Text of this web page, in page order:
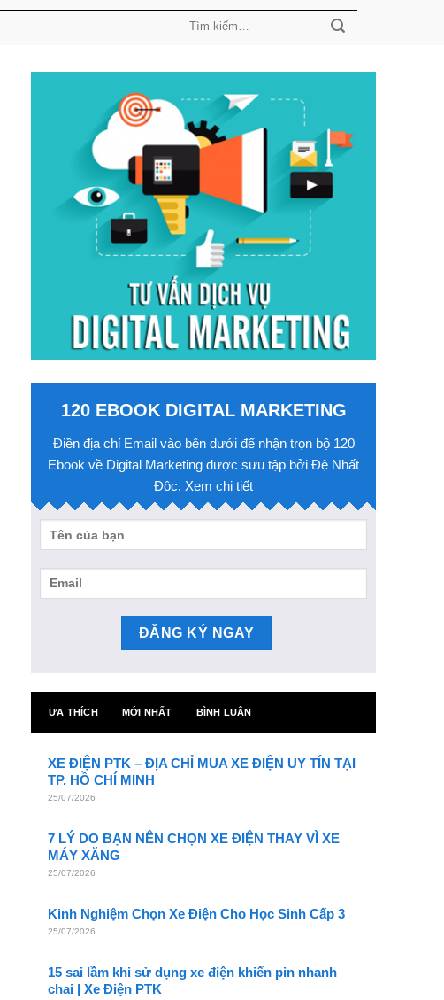
120 EBOOK DIGITAL MARKETING
Điền địa chỉ Email vào bên dưới để nhận trọn bộ 120
Ebook về Digital Marketing được sưu tập bởi Đệ Nhất
Độc. Xem chi tiết
ƯA THÍCH MỚI NHẤT BÌNH LUẬN
XE ĐIỆN PTK – ĐỊA CHỈ MUA XE ĐIỆN UY TÍN TẠI
TP. HỒ CHÍ MINH
25/07/2026
7 LÝ DO BẠN NÊN CHỌN XE ĐIỆN THAY VÌ XE
MÁY XĂNG
25/07/2026
Kinh Nghiệm Chọn Xe Điện Cho Học Sinh Cấp 3
25/07/2026
15 sai lầm khi sử dụng xe điện khiến pin nhanh
chai | Xe Điện PTK